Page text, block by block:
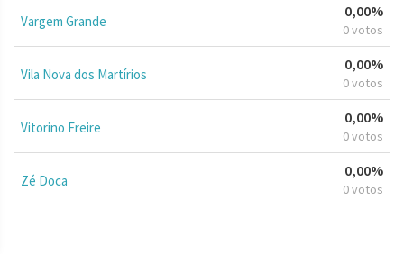
Vargem Grande
0,00%
0 votos
Vila Nova dos Martírios
0,00%
0 votos
Vitorino Freire
0,00%
0 votos
Zé Doca
0,00%
0 votos